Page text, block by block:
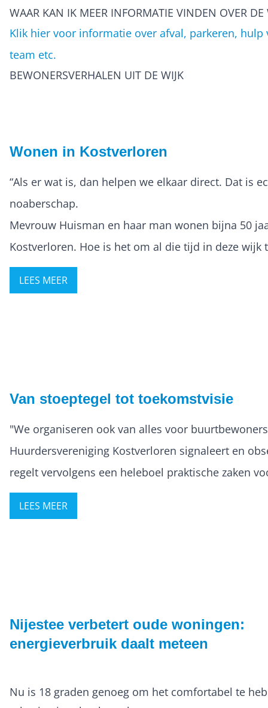
WAAR KAN IK MEER INFORMATIE VINDEN OVER DE
Klik hier voor informatie over afval, parkeren, hulp
team etc.
BEWONERSVERHALEN UIT DE WIJK
Wonen in Kostverloren
“Als er wat is, dan helpen we elkaar direct. Dat is
noaberschap.
Mevrouw Huisman en haar man wonen bijna 50
Kostverloren. Hoe is het om al die tijd in deze wijk
LEES MEER
Van stoeptegel tot toekomstvisie
"We organiseren ook van alles voor buurtbewoners
Huurdersvereniging Kostverloren signaleert en
regelt vervolgens een heleboel praktische zaken
LEES MEER
Nijestee verbetert oude woningen:
energieverbruik daalt meteen
Nu is 18 graden genoeg om het comfortabel te